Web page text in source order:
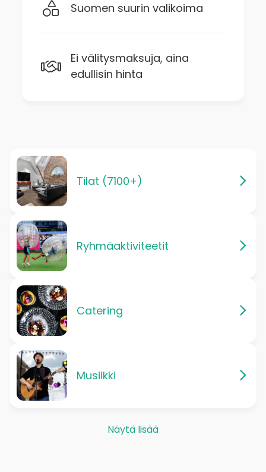
Suomen suurin valikoima
Ei välitysmaksuja, aina
edullisin hinta
Tilat (7100+)
Ryhmäaktiviteetit
Catering
Musiikki
Näytä lisää